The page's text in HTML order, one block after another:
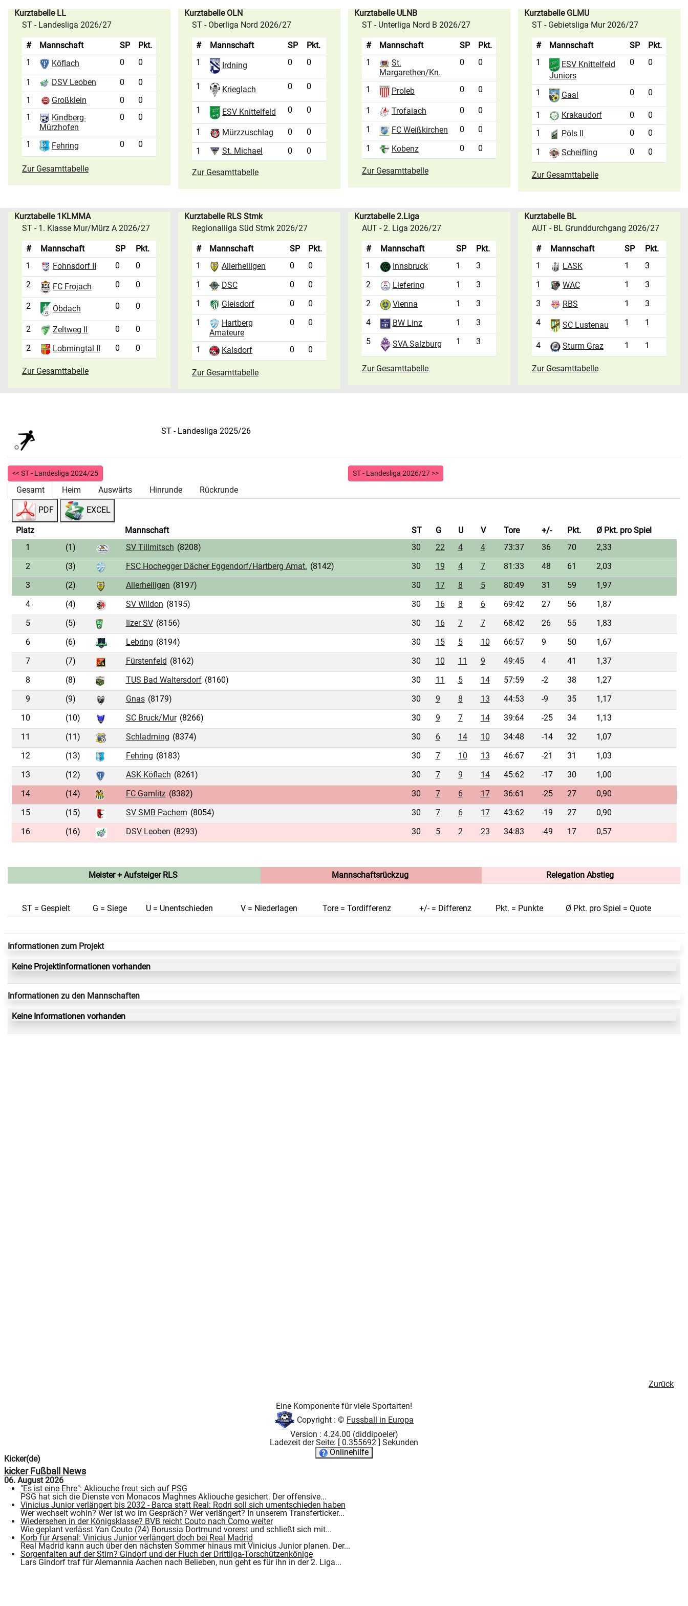
Kurztabelle LL
ST - Landesliga 2026/27
# Mannschaft SP
Pkt.
1
Köflach 0 0
1 DSV Leoben 0
0
1
Großklein 0
0
1
Kindberg-
Mürzhofen
0 0
1 Fehring 0 0
Zur Gesamttabelle
Kurztabelle OLN
ST - Oberliga Nord 2026/27
# Mannschaft SP
Pkt.
1
Irdning 0 0
1 Krieglach 0 0
1 ESV Knittelfeld 0 0
1 Mürzzuschlag 0
0
1
St. Michael 0 0
Zur Gesamttabelle
Kurztabelle ULNB
ST - Unterliga Nord B 2026/27
# Mannschaft SP
Pkt.
1
St.
Margarethen/Kn.
0 0
1 Proleb 0 0
1 Trofaiach 0
0
1
FC Weißkirchen 0
0
1
Kobenz 0 0
Zur Gesamttabelle
Kurztabelle GLMU
ST - Gebietsliga Mur 2026/27
# Mannschaft SP
Pkt.
1
ESV Knittelfeld
Juniors
0 0
1 Gaal 0 0
1 Krakaudorf 0
0
1
Pöls II 0
0
1
Scheifling 0 0
Zur Gesamttabelle
Kurztabelle 1KLMMA
ST - 1. Klasse Mur/Mürz A 2026/27
# Mannschaft SP
Pkt.
1
Fohnsdorf II 0
0
2
FC Frojach 0 0
2 Obdach 0 0
2 Zeltweg II 0
0
2
Lobmingtal II 0 0
Zur Gesamttabelle
Kurztabelle RLS Stmk
Regionalliga Süd Stmk 2026/27
# Mannschaft SP
Pkt.
1
Allerheiligen 0
0
1
DSC 0
0
1
Gleisdorf 0
0
1
Hartberg
Amateure
0 0
1 Kalsdorf 0 0
Zur Gesamttabelle
Kurztabelle 2.Liga
AUT - 2. Liga 2026/27
# Mannschaft SP
Pkt.
1
Innsbruck 1
3
2
Liefering 1
3
2
Vienna 1
3
4
BW Linz 1
3
5
SVA Salzburg 1 3
Zur Gesamttabelle
Kurztabelle BL
AUT - BL Grunddurchgang 2026/27
# Mannschaft SP
Pkt.
1
LASK 1
3
1
WAC 1
3
3
RBS 1
3
4
SC Lustenau 1 1
4 Sturm Graz 1 1
Zur Gesamttabelle
ST - Landesliga 2025/26
<< ST - Landesliga 2024/25 ST - Landesliga 2026/27 >>
Gesamt Heim Auswärts Hinrunde Rückrunde
PDF EXCEL
Platz Mannschaft ST G U V Tore +/- Pkt.
Ø Pkt. pro Spiel
1
(1) SV Tillmitsch (8208) 30 22 4 4 73:37 36 70
2,33
2
(3) FSC Hochegger Dächer Eggendorf/Hartberg Amat. (8142) 30 19 4 7 81:33 48 61
2,03
3
(2) Allerheiligen (8197) 30 17 8 5 80:49 31 59
1,97
4
(4) SV Wildon (8195) 30 16 8 6 69:42 27 56
1,87
5
(5) Ilzer SV (8156) 30 16 7 7 68:42 26 55
1,83
6
(6) Lebring (8194) 30 15 5 10 66:57 9 50
1,67
7
(7) Fürstenfeld (8162) 30 10 11 9 49:45 4 41
1,37
8
(8) TUS Bad Waltersdorf (8160) 30 11 5 14 57:59 -2 38
1,27
9
(9) Gnas (8179) 30 9 8 13 44:53 -9 35
1,17
10
(10) SC Bruck/Mur (8266) 30 9 7 14 39:64 -25 34
1,13
11
(11) Schladming (8374) 30 6 14 10 34:48 -14 32
1,07
12
(13) Fehring (8183) 30 7 10 13 46:67 -21 31
1,03
13
(12) ASK Köflach (8261) 30 7 9 14 45:62 -17 30
1,00
14
(14) FC Gamlitz (8382) 30 7 6 17 36:61 -25 27
0,90
15
(15) SV SMB Pachern (8054) 30 7 6 17 43:62 -19 27
0,90
16
(16) DSV Leoben (8293) 30 5 2 23 34:83 -49 17 0,57
Meister + Aufsteiger RLS Mannschaftsrückzug Relegation Abstieg
ST = Gespielt G = Siege U = Unentschieden V = Niederlagen Tore = Tordifferenz +/- = Differenz Pkt. = Punkte Ø Pkt. pro Spiel = Quote
Informationen zum Projekt
Keine Projektinformationen vorhanden
Informationen zu den Mannschaften
Keine Informationen vorhanden
Zurück
Eine Komponente für viele Sportarten!
Copyright : © Fussball in Europa
Version : 4.24.00 (diddipoeler)
Ladezeit der Seite: [ 0.355692 ] Sekunden
Onlinehilfe
Kicker(de)
kicker Fußball News
06. August 2026
"Es ist eine Ehre": Akliouche freut sich auf PSG
PSG hat sich die Dienste von Monacos Maghnes Akliouche gesichert. Der offensive...
Vinicius Junior verlängert bis 2032 - Barca statt Real: Rodri soll sich umentschieden haben
Wer wechselt wohin? Wer ist wo im Gespräch? Wer verlängert? In unserem Transferticker...
Wiedersehen in der Königsklasse? BVB reicht Couto nach Como weiter
Wie geplant verlässt Yan Couto (24) Borussia Dortmund vorerst und schließt sich mit...
Korb für Arsenal: Vinicius Junior verlängert doch bei Real Madrid
Real Madrid kann auch über den nächsten Sommer hinaus mit Vinicius Junior planen. Der...
Sorgenfalten auf der Stirn? Gindorf und der Fluch der Drittliga-Torschützenkönige
Lars Gindorf traf für Alemannia Aachen nach Belieben, nun geht es für ihn in der 2. Liga...